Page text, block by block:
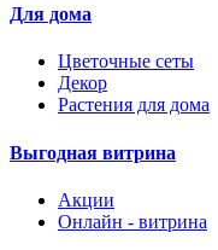
Для дома
Цветочные сеты
Декор
Растения для дома
Выгодная витрина
Акции
Онлайн - витрина